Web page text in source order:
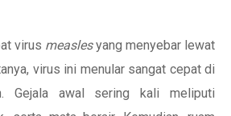
virus measlesyang menyebar lewat
virus ini menular sangat cepat di
Gejala awal sering kali meliputi